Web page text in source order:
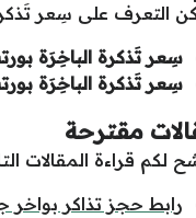
التعرف على سِعر تَذكرة
سِعر تَذكرة الباخِرَة
سِعر تَذكرة الباخِرَة
مقترحة
لكم قراءة المقالات
رابط حجز تذاكر